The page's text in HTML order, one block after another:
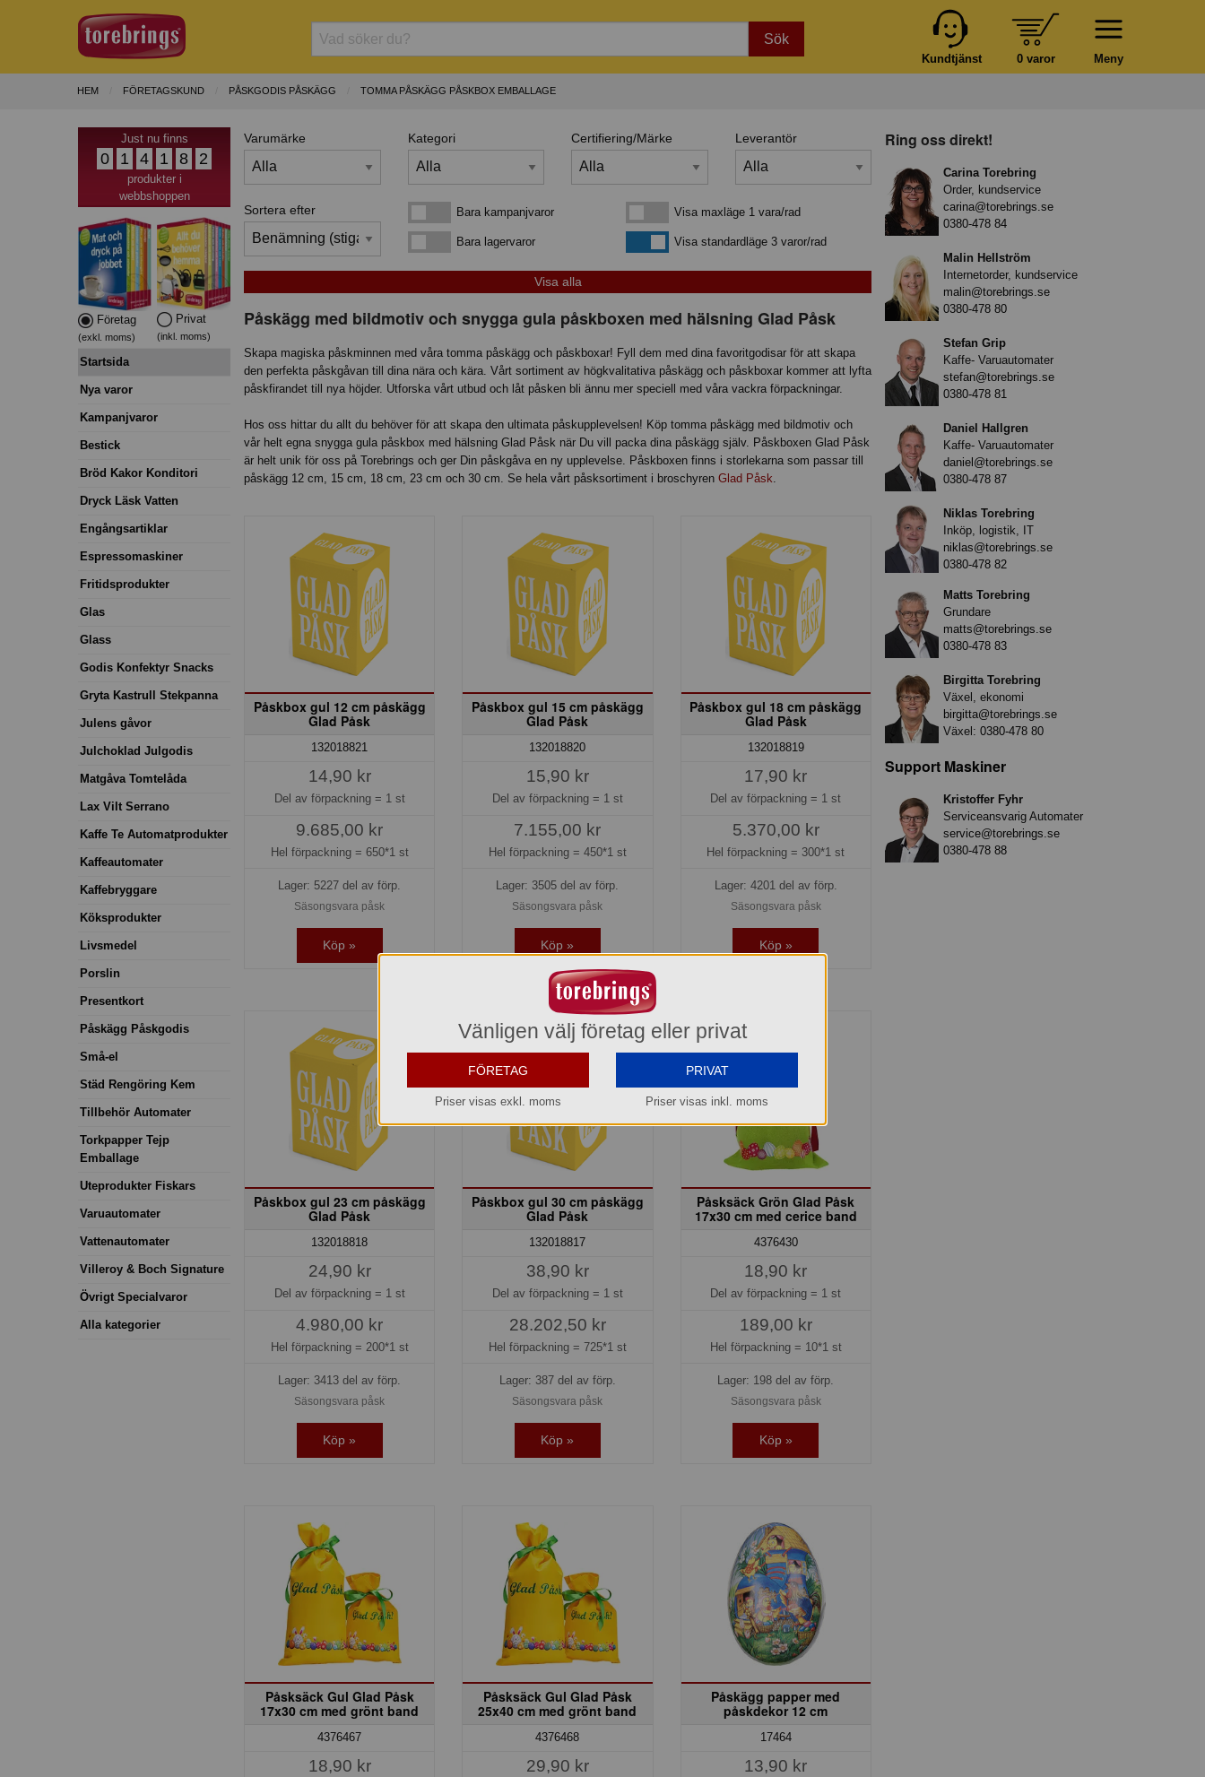
Sök
Meny
0 varor
Kundtjänst
HEM FÖRETAGSKUND PÅSKGODIS PÅSKÄGG TOMMA PÅSKÄGG PÅSKBOX EMBALLAGE
Just nu finns
0 1 4 1 8 2
produkter i
webbshoppen
Företag
(exkl. moms)
Privat
(inkl. moms)
Startsida
Nya varor
Kampanjvaror
Bestick
Bröd Kakor Konditori
Dryck Läsk Vatten
Engångsartiklar
Espressomaskiner
Fritidsprodukter
Glas
Glass
Godis Konfektyr Snacks
Gryta Kastrull Stekpanna
Julens gåvor
Julchoklad Julgodis
Matgåva Tomtelåda
Lax Vilt Serrano
Kaffe Te Automatprodukter
Kaffeautomater
Kaffebryggare
Köksprodukter
Livsmedel
Porslin
Presentkort
Påskägg Påskgodis
Små-el
Städ Rengöring Kem
Tillbehör Automater
Torkpapper Tejp
Emballage
Uteprodukter Fiskars
Varuautomater
Vattenautomater
Villeroy & Boch Signature
Övrigt Specialvaror
Alla kategorier
Varumärke Kategori Certifiering/Märke Leverantör
Sortera efter Bara kampanjvarorBara kampanjvaror
Bara lagervarorBara lagervaror
Visa maxläge 1 vara/rad
Visa maxläge 1 vara/rad
Visa standardlägeVisa standardläge 3 varor/rad
Påskägg med bildmotiv och snygga gula påskboxen med hälsning Glad Påsk
Skapa magiska påskminnen med våra tomma påskägg och påskboxar! Fyll dem med dina favoritgodisar för att skapa
den perfekta påskgåvan till dina nära och kära. Vårt sortiment av högkvalitativa påskägg och påskboxar kommer att lyfta
påskfirandet till nya höjder. Utforska vårt utbud och låt påsken bli ännu mer speciell med våra vackra förpackningar.
Hos oss hittar du allt du behöver för att skapa den ultimata påskupplevelsen! Köp tomma påskägg med bildmotiv och
vår helt egna snygga gula påskbox med hälsning Glad Påsk när Du vill packa dina påskägg själv. Påskboxen Glad Påsk
är helt unik för oss på Torebrings och ger Din påskgåva en ny upplevelse. Påskboxen finns i storlekarna som passar till
påskägg 12 cm, 15 cm, 18 cm, 23 cm och 30 cm. Se hela vårt påsksortiment i broschyren Glad Påsk.
Påskbox gul 12 cm påskägg
Glad Påsk
132018821
14,90 kr
Del av förpackning = 1 st
9.685,00 kr
Hel förpackning = 650*1 st
Lager: 5227 del av förp.
Säsongsvara påsk
Köp »
Påskbox gul 15 cm påskägg
Glad Påsk
132018820
15,90 kr
Del av förpackning = 1 st
7.155,00 kr
Hel förpackning = 450*1 st
Lager: 3505 del av förp.
Säsongsvara påsk
Köp »
Påskbox gul 18 cm påskägg
Glad Påsk
132018819
17,90 kr
Del av förpackning = 1 st
5.370,00 kr
Hel förpackning = 300*1 st
Lager: 4201 del av förp.
Säsongsvara påsk
Köp »
Påskbox gul 23 cm påskägg
Glad Påsk
132018818
24,90 kr
Del av förpackning = 1 st
4.980,00 kr
Hel förpackning = 200*1 st
Lager: 3413 del av förp.
Säsongsvara påsk
Köp »
Påskbox gul 30 cm påskägg
Glad Påsk
132018817
38,90 kr
Del av förpackning = 1 st
28.202,50 kr
Hel förpackning = 725*1 st
Lager: 387 del av förp.
Säsongsvara påsk
Köp »
Påsksäck Grön Glad Påsk
17x30 cm med cerice band
4376430
18,90 kr
Del av förpackning = 1 st
189,00 kr
Hel förpackning = 10*1 st
Lager: 198 del av förp.
Säsongsvara påsk
Köp »
Påsksäck Gul Glad Påsk
17x30 cm med grönt band
4376467
18,90 kr
Påsksäck Gul Glad Påsk
25x40 cm med grönt band
4376468
29,90 kr
Påskägg papper med
påskdekor 12 cm
17464
13,90 kr
Ring oss direkt!
Carina Torebring
Order, kundservice
carina@torebrings.se
0380-478 84
Malin Hellström
Internetorder, kundservice
malin@torebrings.se
0380-478 80
Stefan Grip
Kaffe- Varuautomater
stefan@torebrings.se
0380-478 81
Daniel Hallgren
Kaffe- Varuautomater
daniel@torebrings.se
0380-478 87
Niklas Torebring
Inköp, logistik, IT
niklas@torebrings.se
0380-478 82
Matts Torebring
Grundare
matts@torebrings.se
0380-478 83
Birgitta Torebring
Växel, ekonomi
birgitta@torebrings.se
Växel: 0380-478 80
Support Maskiner
Kristoffer Fyhr
Serviceansvarig Automater
service@torebrings.se
0380-478 88
Vänligen välj företag eller privat
FÖRETAG
Priser visas exkl. moms
PRIVAT
Priser visas inkl. moms